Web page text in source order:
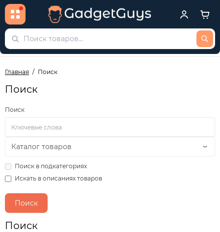
Главная Поиск
Поиск
Поиск
Поиск в подкатегориях
Искать в описаниях товаров
Поиск